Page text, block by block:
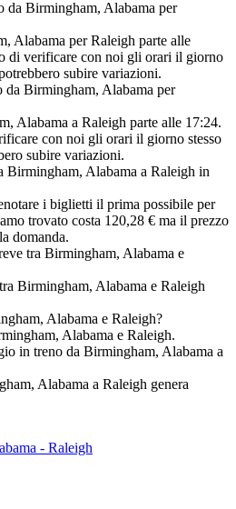
da Birmingham, Alabama per
Alabama per Raleigh parte alle
di verificare con noi gli orari il giorno
subire variazioni.
da Birmingham, Alabama per
Alabama a Raleigh parte alle 17:24.
con noi gli orari il giorno stesso
subire variazioni.
Birmingham, Alabama a Raleigh in
i biglietti il prima possibile per
trovato costa 120,28 € ma il prezzo
domanda.
tra Birmingham, Alabama e
Birmingham, Alabama e Raleigh
Alabama e Raleigh?
Alabama e Raleigh.
in treno da Birmingham, Alabama a
Alabama a Raleigh genera
- Raleigh